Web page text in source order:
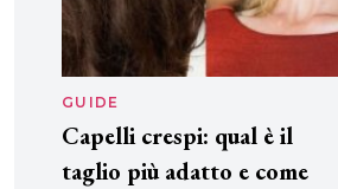
GUIDE
Capelli crespi: qual è il
taglio più adatto e come